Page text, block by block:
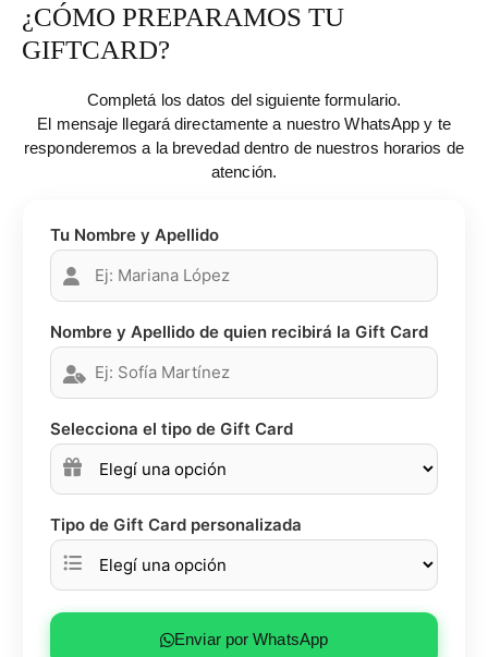
¿CÓMO PREPARAMOS TU
GIFTCARD?
Completá los datos del siguiente formulario.
El mensaje llegará directamente a nuestro WhatsApp y te
responderemos a la brevedad dentro de nuestros horarios de
atención.
Tu Nombre y Apellido
Nombre y Apellido de quien recibirá la Gift Card
Selecciona el tipo de Gift Card
Tipo de Gift Card personalizada
Enviar por WhatsApp